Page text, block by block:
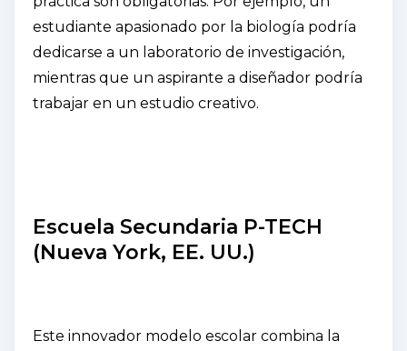
estudiante apasionado por la biología podría
dedicarse a un laboratorio de investigación,
mientras que un aspirante a diseñador podría
trabajar en un estudio creativo.
Escuela Secundaria P-TECH
(Nueva York, EE. UU.)
Este innovador modelo escolar combina la